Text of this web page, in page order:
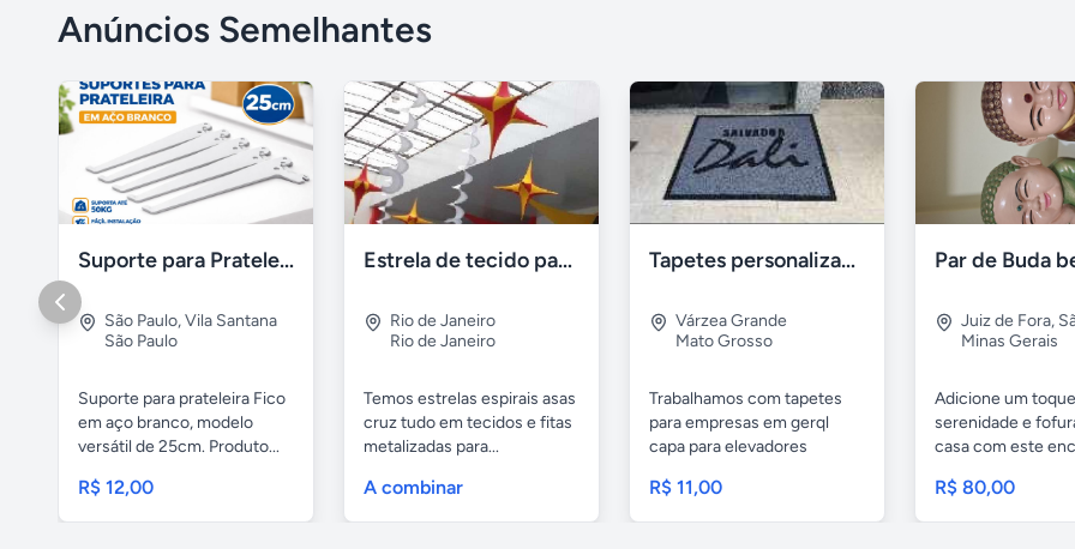
Anúncios Semelhantes
Suporte para Prateleira Fico 25cm Branco Aço – Novo
São Paulo,Vila Santana
São Paulo
Suporte para prateleira Fico
em aço branco, modelo
versátil de 25cm. Produto...
R$ 12,00
Estrela de tecido para decoração
Rio de Janeiro
Rio de Janeiro
Temos estrelas espirais asas
cruz tudo em tecidos e fitas
metalizadas para...
A combinar
Tapetes personalizados
Várzea Grande
Mato Grosso
Trabalhamos com tapetes
para empresas em gerql
capa para elevadores
R$ 11,00
Par de Buda
Juiz de Fora,
Minas Gerais
Adicione um
serenidade e
casa com este
R$ 80,00